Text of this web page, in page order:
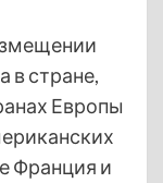
в стране,
Европы
Франция и